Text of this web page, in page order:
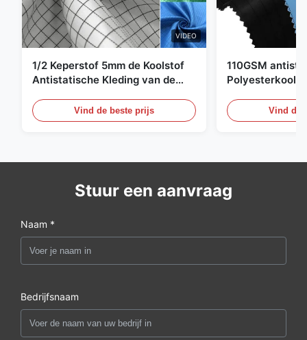
VIDEO
1/2 Keperstof 5mm de Koolstof
Antistatische Kleding van de
Vind de beste prijs
110GSM
Vind de
Stuur een aanvraag
Naam *
Bedrijfsnaam